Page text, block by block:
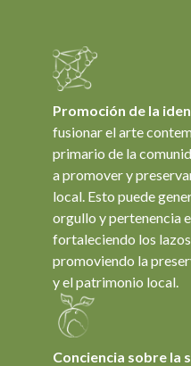
Promoción de la
fusionar el arte
primario de la
a promover y
local. Esto puede
orgullo y pertenencia
fortaleciendo los
promoviendo la
y el patrimonio local.
Conciencia sobre la